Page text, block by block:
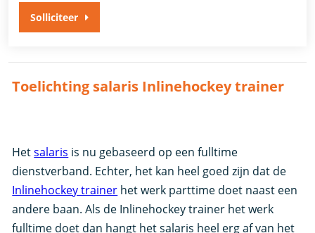
Solliciteer
Toelichting salaris Inlinehockey trainer
Hetsalaris is nu gebaseerd op een fulltime
dienstverband. Echter, het kan heel goed zijn dat de
Inlinehockey trainer het werk parttime doet naast een
andere baan. Als de Inlinehockey trainer het werk
fulltime doet dan hangt het salaris heel erg af van het